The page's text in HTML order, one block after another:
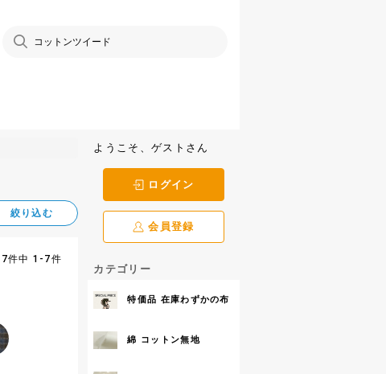
絞り込む
7件中 1-7件
ようこそ、ゲストさん
ログイン
会員登録
カテゴリー
特価品 在庫わずかの布
綿 コットン無地